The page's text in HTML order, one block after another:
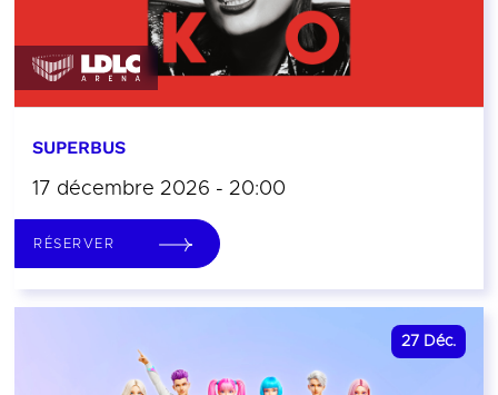
SUPERBUS
17 décembre 2026 - 20:00
RÉSERVER
27 Déc.